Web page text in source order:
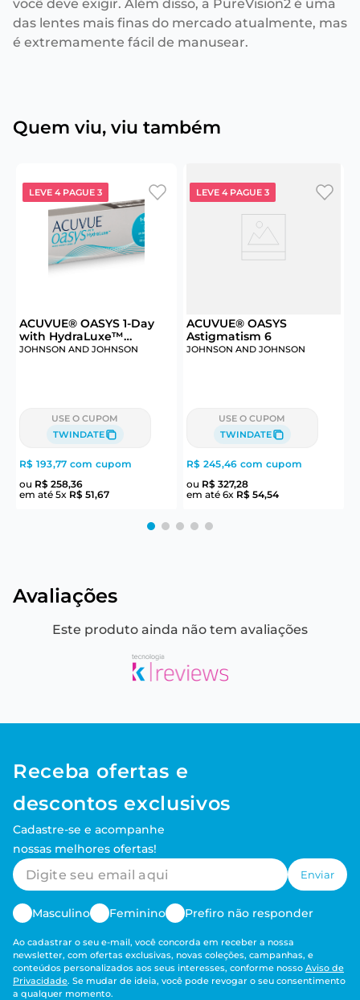
você deve exigir. Além disso, a PureVision2 é uma
das lentes mais finas do mercado atualmente, mas
é extremamente fácil de manusear.
Quem viu, viu também
LEVE 4 PAGUE 3
ACUVUE® OASYS 1-Day
with HydraLuxe™
Technology 30
JOHNSON AND JOHNSON
USE O CUPOM
TWINDATE
R$ 193,77 com cupom
ou R$ 258,36
em até 5x R$ 51,67
LEVE 4 PAGUE 3
ACUVUE® OASYS
Astigmatism 6
JOHNSON AND JOHNSON
USE O CUPOM
TWINDATE
R$ 245,46 com cupom
ou R$ 327,28
em até 6x R$ 54,54
Avaliações
Este produto ainda não tem avaliações
Receba ofertas e
descontos exclusivos
Cadastre-se e acompanhe
nossas melhores ofertas!
Enviar
Masculino Feminino Prefiro não responder
Ao cadastrar o seu e-mail, você concorda em receber a nossa
newsletter, com ofertas exclusivas, novas coleções, campanhas, e
conteúdos personalizados aos seus interesses, conforme nosso Aviso de
Privacidade. Se mudar de ideia, você pode revogar o seu consentimento
a qualquer momento.